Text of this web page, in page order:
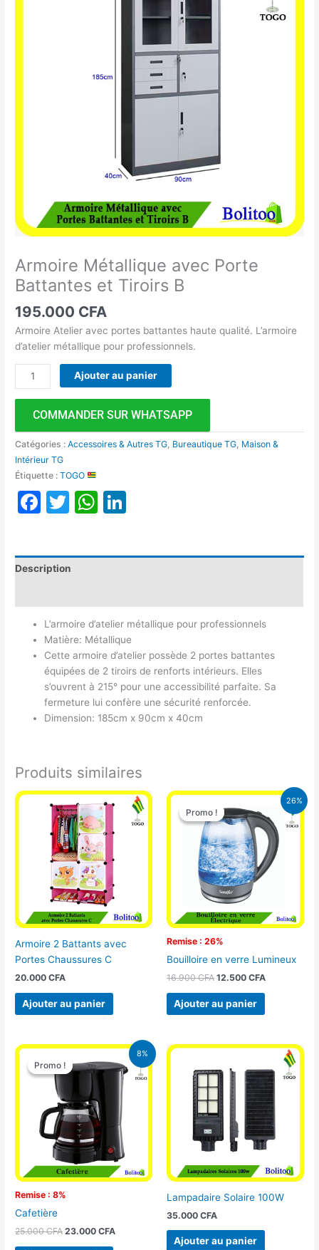
Armoire Métallique avec Porte
Battantes et Tiroirs B
195.000 CFA
Armoire Atelier avec portes battantes haute qualité. L’armoire
d’atelier métallique pour professionnels.
Ajouter au panier
COMMANDER SUR WHATSAPP
Catégories :Accessoires & Autres TG Bureautique TG Maison &
Intérieur TG
Étiquette :TOGO
Facebook
TwitterWhatsApp
Description
L’armoire d’atelier métallique pour professionnels
Matière: Métallique
Cette armoire d’atelier possède 2 portes battantes
équipées de 2 tiroirs de renforts intérieurs. Elles
s’ouvrent à 215° pour une accessibilité parfaite. Sa
fermeture lui confère une sécurité renforcée.
Dimension: 185cm x 90cm x 40cm
Produits similaires
Armoire 2 Battants avec
Portes Chaussures C
20.000CFA
Ajouter au panier
26%
Promo !
Remise : 26%
Promo !
Bouilloire en verre Lumineux
16.900CFA
Le
prix
initial
16.900 CFA.
12.500 CFA
Le
prix
actuel
est :
12.500 CFA.
Ajouter au panier
8%
Promo !
Remise : 8%
Promo !
Cafetière
25.000CFA
Le
prix
initial
25.000 CFA.
23.000CFA
Le
prix
actuel
est :
23.000 CFA.
Lampadaire Solaire 100W
35.000 CFA
Ajouter au panier